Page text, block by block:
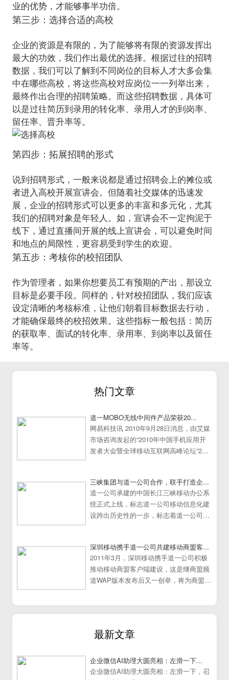
第三步：选择合适的高校
企业的资源是有限的，为了能够将有限的资源发挥出
最大的功效，我们作出最优的选择。根据过往的招聘
数据，我们可以了解到不同岗位的目标人才大多会集
中在哪些高校，将这些高校对应岗位一一列举出来，
最终作出合理的招聘策略。而这些招聘数据，具体可
以是过往简历到录用的转化率、录用人才的到岗率、
第四步：拓展招聘的形式
说到招聘形式，一般来说都是通过招聘会上的摊位或
者进入高校开展宣讲会。但随着社交媒体的迅速发
展，企业的招聘形式可以更多的丰富和多元化，尤其
我们的招聘对象是年轻人。如，宣讲会不一定拘泥于
线下，通过直播间开展的线上宣讲会，可以避免时间
第五步：考核你的校招团队
作为管理者，如果你想要员工有预期的产出，那设立
目标是必要手段。同样的，针对校招团队，我们应该
设定清晰的考核标准，让他们朝着目标数据去行动，
才能确保最终的校招效果。这些指标一般包括：简历
的获取率、面试的转化率、录用率、到岗率以及留任
率等。
热门文章
道一MOBO无线中间件产品荣获20...
网易科技讯 2010年9月28日消息，由艾媒
市场咨询发起的“2010年中国手机应用开
发者大会暨全球移动互联网高峰论坛”25
三峡集团与道一公司合作，联手打造企...
道一公司承建的中国长江三峡移动办公系
统正式上线，标志道一公司移动信息化建
设跨出历史性的一步，标志着道一公司移
深圳移动携手道一公司共建移动商盟客...
2011年3月，深圳移动携手道一公司积极
推动移动商盟客户端建设，这是继商盟频
道WAP版本发布后又一创举，将为商盟频
最新文章
企业微信AI助理大圆亮相：左滑一下...
企业微信AI助理大圆亮相：左滑一下，召